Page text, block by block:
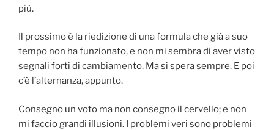
più.
Il prossimo è la riedizione di una formula che già a suo
tempo non ha funzionato, e non mi sembra di aver visto
segnali forti di cambiamento. Ma si spera sempre. E poi
c’è l’alternanza, appunto.
Consegno un voto ma non consegno il cervello; e non
mi faccio grandi illusioni. I problemi veri sono problemi